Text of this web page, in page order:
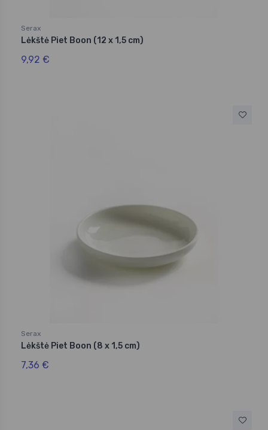
Serax
Lėkštė Piet Boon (12 x 1,5 cm)
9,92 €
Serax
Lėkštė Piet Boon (8 x 1,5 cm)
7,36 €